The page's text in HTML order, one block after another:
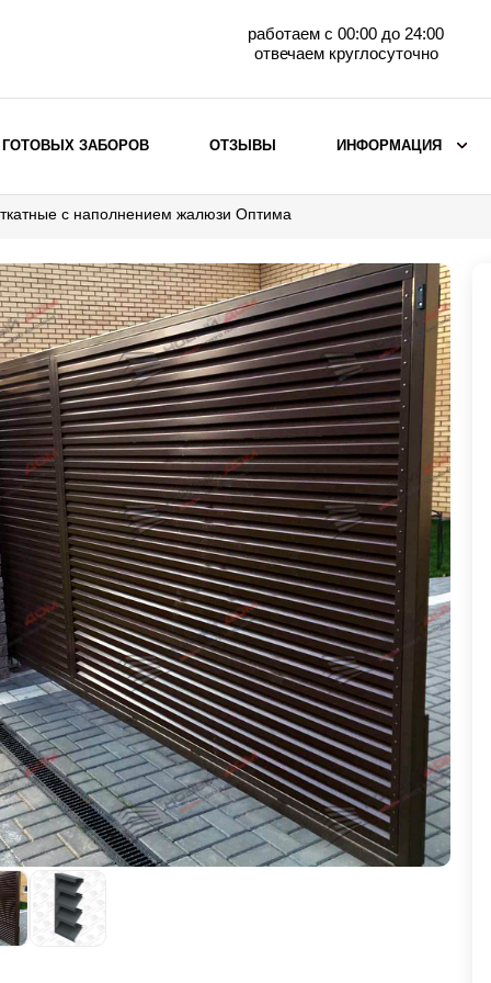
работаем с 00:00 до 24:00
отвечаем круглосуточно
ВЫБОР ПО МАТЕРИАЛУ
Заборы с кирпичными столбами
Заборы из евроштакетника
горизонтального
Металлические заборы для дачи
Забор жалюзи с кирпичными столбами
Металлические заборы
Металлические ограждения
ВЫБОР ПО ХАРАКТЕРИСТИКАМ
Горизонтальные заборы
Высокие заборы
Красивые, дизайнерские заборы
ВЫБОР ПО СПОСОБУ МОНТАЖА
Заборы под ключ
Готовые заборы
Комплекты заборов-лего "сделай сам"
Быстровозводимые заборы
ГОТОВЫХ ЗАБОРОВ ОТЗЫВЫ ИНФОРМАЦИЯ
с наполнением жалюзи Оптима